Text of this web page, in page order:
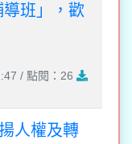
班」，歡
/ 點閱：26
人權及轉